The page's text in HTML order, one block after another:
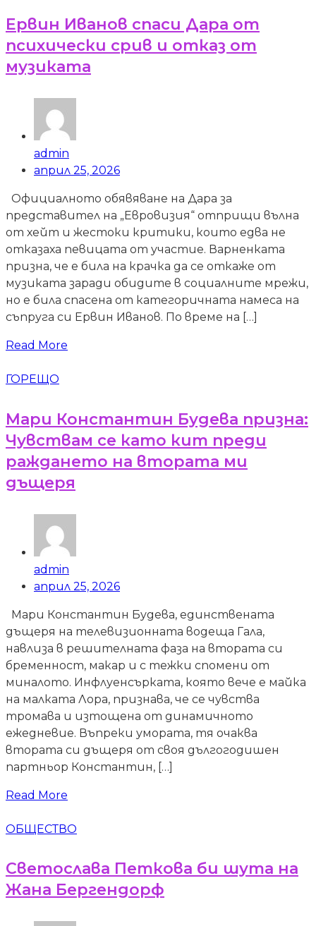
Ервин Иванов спаси Дара от
психически срив и отказ от
музиката
admin
април 25, 2026
Официалното обявяване на Дара за
представител на „Евровизия“ отприщи вълна
от хейт и жестоки критики, които едва не
отказаха певицата от участие. Варненката
призна, че е била на крачка да се откаже от
музиката заради обидите в социалните мрежи,
но е била спасена от категоричната намеса на
съпруга си Ервин Иванов. По време на […]
Read More
ГОРЕЩО
Мари Константин Будева призна:
Чувствам се като кит преди
раждането на втората ми
дъщеря
admin
април 25, 2026
Мари Константин Будева, единствената
дъщеря на телевизионната водеща Гала,
навлиза в решителната фаза на втората си
бременност, макар и с тежки спомени от
миналото. Инфлуенсърката, която вече е майка
на малката Лора, признава, че се чувства
тромава и изтощена от динамичното
ежедневие. Въпреки умората, тя очаква
втората си дъщеря от своя дългогодишен
партньор Константин, […]
Read More
ОБЩЕСТВО
Светослава Петкова би шута на
Жана Бергендорф